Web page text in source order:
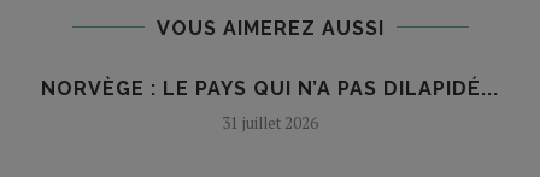
VOUS AIMEREZ AUSSI
NORVÈGE : LE PAYS QUI N’A PAS DILAPIDÉ...
31 juillet 2026